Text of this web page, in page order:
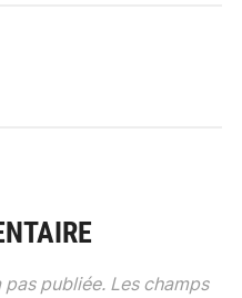
pas publiée. Les champs